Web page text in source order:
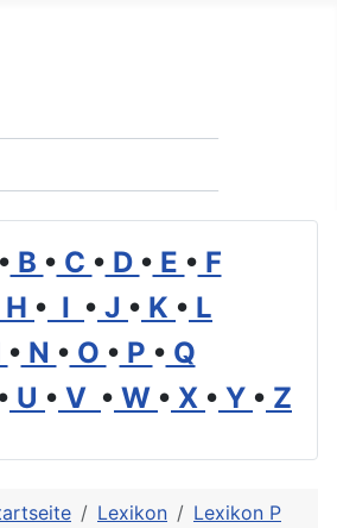
• B • C • D • E • F
H • I • J • K • L
• N • O • P • Q
U • V • W • X • Y • Z
Lexikon
Lexikon P